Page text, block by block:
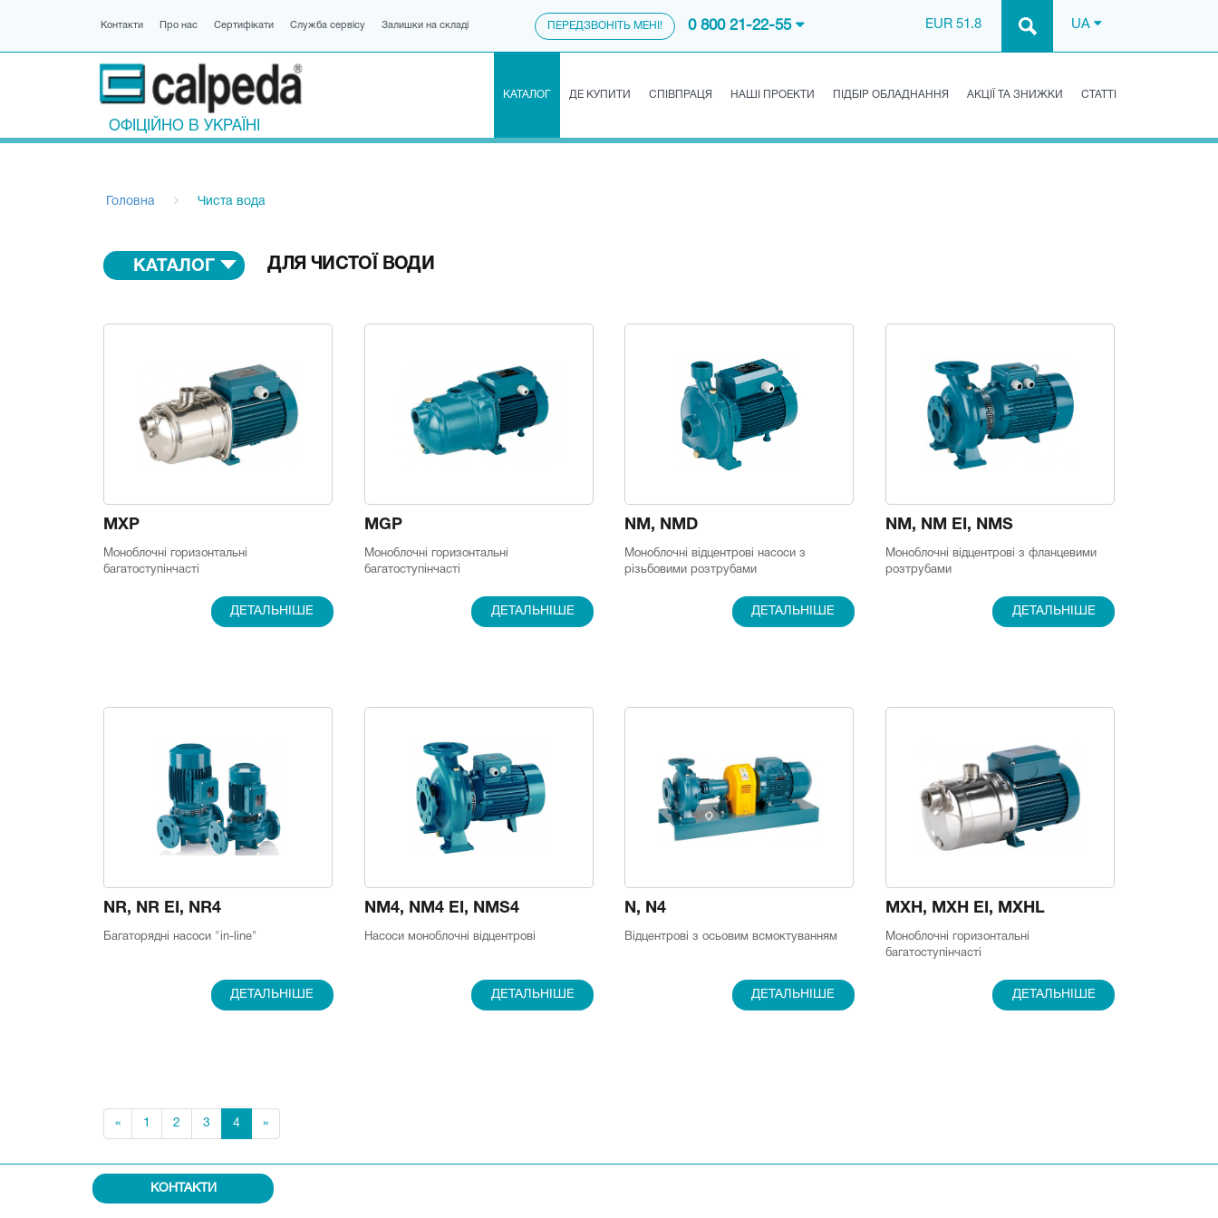
Контакти Про нас Сертифікати Служба сервісу Залишки на складі ПЕРЕДЗВОНІТЬ МЕНІ! 0 800 21-22-55 EUR 51.8 UA
ОФІЦІЙНО В УКРАЇНІ
КАТАЛОГ ДЕ КУПИТИ СПІВПРАЦЯ НАШІ ПРОЕКТИ ПІДБІР ОБЛАДНАННЯ АКЦІЇ ТА ЗНИЖКИ СТАТТІ
Головна Чиста вода
КАТАЛОГ ДЛЯ ЧИСТОЇ ВОДИ
MXP
Моноблочні горизонтальні
багатоступінчасті
ДЕТАЛЬНІШЕ
MGP
Моноблочні горизонтальні
багатоступінчасті
ДЕТАЛЬНІШЕ
NM, NMD
Моноблочні відцентрові насоси з
різьбовими розтрубами
ДЕТАЛЬНІШЕ
NM, NM EI, NMS
Моноблочні відцентрові з фланцевими
розтрубами
ДЕТАЛЬНІШЕ
NR, NR EI, NR4
Багаторядні насоси "in-line"
ДЕТАЛЬНІШЕ
NM4, NM4 EI, NMS4
Насоси моноблочні відцентрові
ДЕТАЛЬНІШЕ
N, N4
Відцентрові з осьовим всмоктуванням
ДЕТАЛЬНІШЕ
MXH, MXH EI, MXHL
Моноблочні горизонтальні
багатоступінчасті
ДЕТАЛЬНІШЕ
« 1 2 3 4 »
КОНТАКТИ